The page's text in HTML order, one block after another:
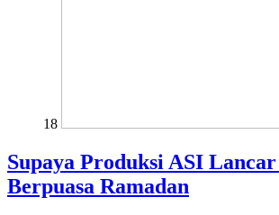
18
Supaya Produksi ASI Lancar
Berpuasa Ramadan